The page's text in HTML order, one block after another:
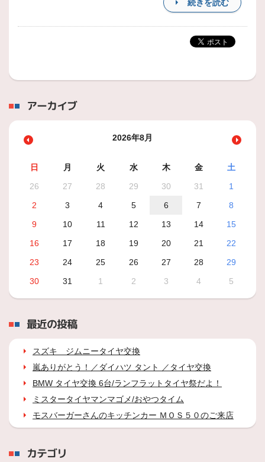
続きを読む
アーカイブ
2026年8月
日 月 火 水 木 金
土
26
27 28 29 30 31
1
2
3 4 5 6 7
8
9
10 11 12 13 14
15
16
17 18 19 20 21
22
23
24 25 26 27 28
29
30
31 1 2 3 4 5
最近の投稿
スズキ ジムニータイヤ交換
嵐ありがとう！／ダイハツ タント ／タイヤ交換
BMW タイヤ交換 6台/ランフラットタイヤ祭だよ！
ミスタータイヤマンマゴメ/おやつタイム
モスバーガーさんのキッチンカー ＭＯＳ５０のご来店
カテゴリ